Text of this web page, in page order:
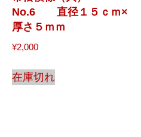
No.6 直径１５ｃｍ×
厚さ５ｍｍ
¥2,000
在庫切れ